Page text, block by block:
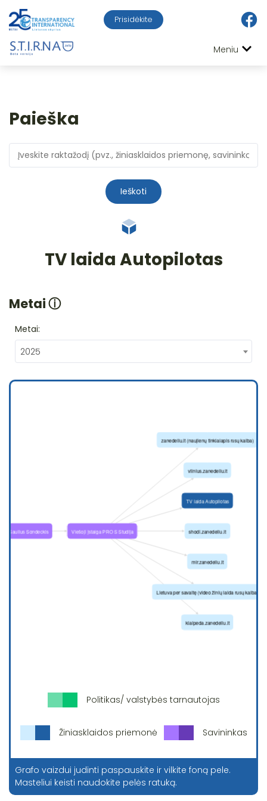
Prisidėkite
Meniu
Paieška
Ieškoti
TV laida Autopilotas
Metaiⓘ
Metai:
2025
Politikas/ valstybės tarnautojas
Žiniasklaidos priemonė Savininkas
Grafo vaizdui judinti paspauskite ir vilkite foną pele.
Masteliui keisti naudokite pelės ratuką.